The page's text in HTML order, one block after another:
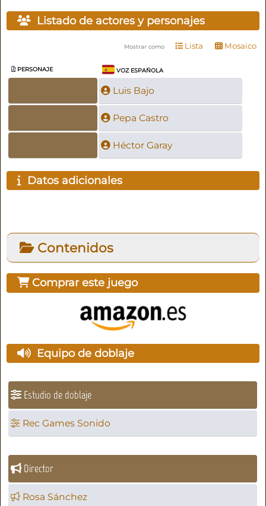
Listado de actores y personajes
Mostrar como Lista Mosaico
PERSONAJE VOZ ESPAÑOLA
Luis Bajo
Pepa Castro
Héctor Garay
Datos adicionales
Contenidos
Comprar este juego
Equipo de doblaje
Estudio de doblaje
Rec Games Sonido
Director
Rosa Sánchez